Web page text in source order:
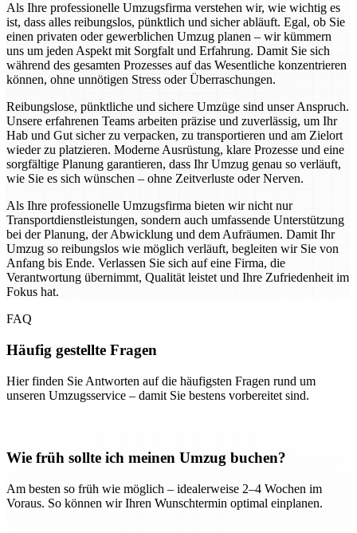
Als Ihre professionelle Umzugsfirma verstehen wir, wie wichtig es
ist, dass alles reibungslos, pünktlich und sicher abläuft. Egal, ob Sie
einen privaten oder gewerblichen Umzug planen – wir kümmern
uns um jeden Aspekt mit Sorgfalt und Erfahrung. Damit Sie sich
während des gesamten Prozesses auf das Wesentliche konzentrieren
können, ohne unnötigen Stress oder Überraschungen.
Reibungslose, pünktliche und sichere Umzüge sind unser Anspruch.
Unsere erfahrenen Teams arbeiten präzise und zuverlässig, um Ihr
Hab und Gut sicher zu verpacken, zu transportieren und am Zielort
wieder zu platzieren. Moderne Ausrüstung, klare Prozesse und eine
sorgfältige Planung garantieren, dass Ihr Umzug genau so verläuft,
wie Sie es sich wünschen – ohne Zeitverluste oder Nerven.
Als Ihre professionelle Umzugsfirma bieten wir nicht nur
Transportdienstleistungen, sondern auch umfassende Unterstützung
bei der Planung, der Abwicklung und dem Aufräumen. Damit Ihr
Umzug so reibungslos wie möglich verläuft, begleiten wir Sie von
Anfang bis Ende. Verlassen Sie sich auf eine Firma, die
Verantwortung übernimmt, Qualität leistet und Ihre Zufriedenheit im
Fokus hat.
FAQ
Häufig gestellte Fragen
Hier finden Sie Antworten auf die häufigsten Fragen rund um
unseren Umzugsservice – damit Sie bestens vorbereitet sind.
Wie früh sollte ich meinen Umzug buchen?
Am besten so früh wie möglich – idealerweise 2–4 Wochen im
Voraus. So können wir Ihren Wunschtermin optimal einplanen.